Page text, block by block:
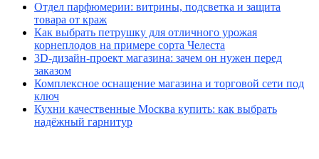
Отдел парфюмерии: витрины, подсветка и защита
товара от краж
Как выбрать петрушку для отличного урожая
корнеплодов на примере сорта Челеста
3D-дизайн-проект магазина: зачем он нужен перед
заказом
Комплексное оснащение магазина и торговой сети под
ключ
Кухни качественные Москва купить: как выбрать
надёжный гарнитур